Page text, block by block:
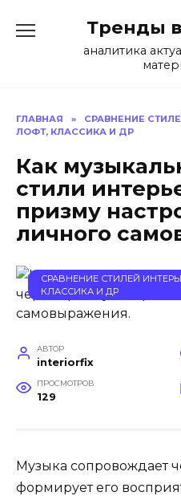
содержанию
Тренды
аналитика
ГЛАВНАЯ »
СРАВНЕНИЕ
ЛОФТ, КЛАССИКА И ДР
Как
стили
призму
личного
СРАВНЕНИЕ СТИЛЕЙ
КЛАССИКА И ДР
АВТОР
interiorfix
ПРОСМОТРОВ
129
Музыка сопровождает
формирует его